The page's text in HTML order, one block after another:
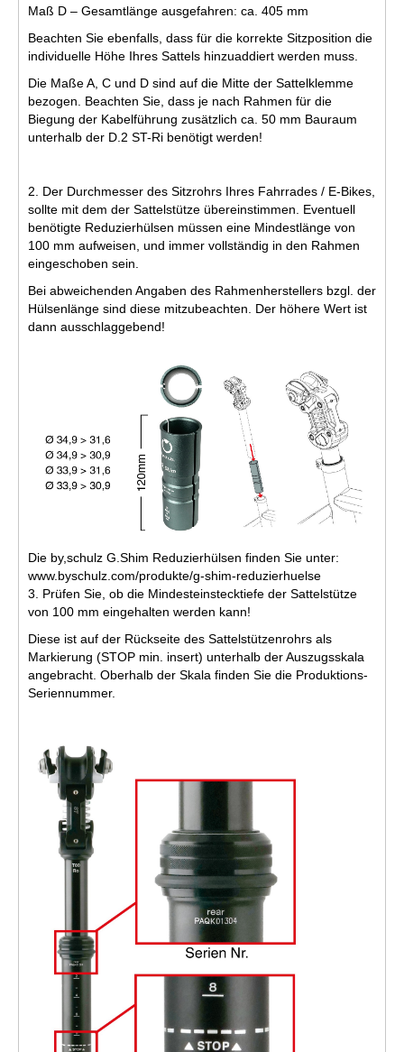
Maß D – Gesamtlänge ausgefahren: ca. 405 mm
Beachten Sie ebenfalls, dass für die korrekte Sitzposition die
individuelle Höhe Ihres Sattels hinzuaddiert werden muss.
Die Maße A, C und D sind auf die Mitte der Sattelklemme
bezogen. Beachten Sie, dass je nach Rahmen für die
Biegung der Kabelführung zusätzlich ca. 50 mm Bauraum
unterhalb der D.2 ST-Ri benötigt werden!
2. Der Durchmesser des Sitzrohrs Ihres Fahrrades / E-Bikes,
sollte mit dem der Sattelstütze übereinstimmen. Eventuell
benötigte Reduzierhülsen müssen eine Mindestlänge von
100 mm aufweisen, und immer vollständig in den Rahmen
eingeschoben sein.
Bei abweichenden Angaben des Rahmenherstellers bzgl. der
Hülsenlänge sind diese mitzubeachten. Der höhere Wert ist
dann ausschlaggebend!
Die by,schulz G.Shim Reduzierhülsen finden Sie unter:
www.byschulz.com/produkte/g-shim-reduzierhuelse
3. Prüfen Sie, ob die Mindesteinstecktiefe der Sattelstütze
von 100 mm eingehalten werden kann!
Diese ist auf der Rückseite des Sattelstützenrohrs als
Markierung (STOP min. insert) unterhalb der Auszugsskala
angebracht. Oberhalb der Skala finden Sie die Produktions-
Seriennummer.